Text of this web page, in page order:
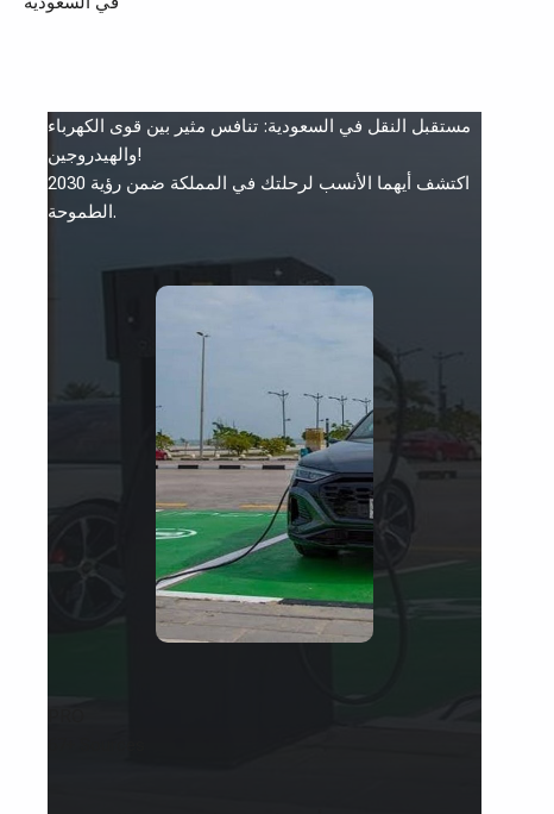
مستقبل النقل في السعودية: تنافس مثير بين قوى الكهرباء
والهيدروجين!
اكتشف أيهما الأنسب لرحلتك في المملكة ضمن رؤية 2030
الطموحة.